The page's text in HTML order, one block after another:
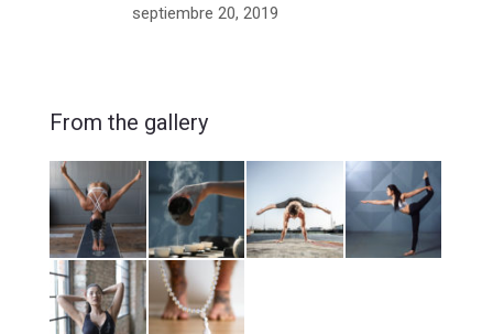
septiembre 20, 2019
From the gallery